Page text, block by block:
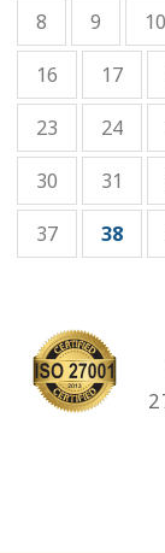
8
9 10
16
17
23
24
30
31
37
38